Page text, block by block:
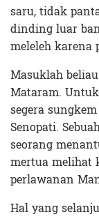
saru, tidak
dinding luar
meleleh
Masuklah
Mataram.
segera
Senopati.
seorang
mertua melihat
perlawanan
Hal yang